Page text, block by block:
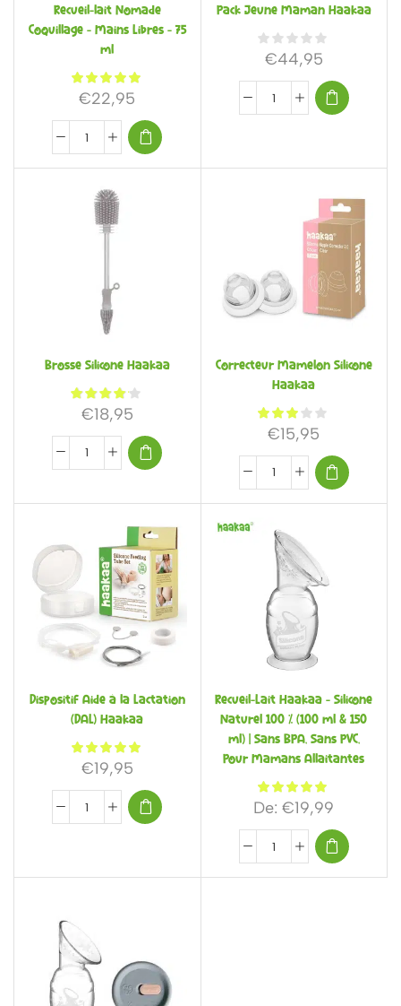
Recueil-lait Nomade
Coquillage – Mains Libres – 75
ml
€22,95
Pack Jeune Maman Haakaa
€44,95
Brosse Silicone Haakaa
€18,95
Correcteur Mamelon Silicone
Haakaa
€15,95
Dispositif Aide à la Lactation
(DAL) Haakaa
€19,95
Recueil-Lait Haakaa – Silicone
Naturel 100 % (100 ml & 150
ml) | Sans BPA, Sans PVC,
Pour Mamans Allaitantes
De:€19,99